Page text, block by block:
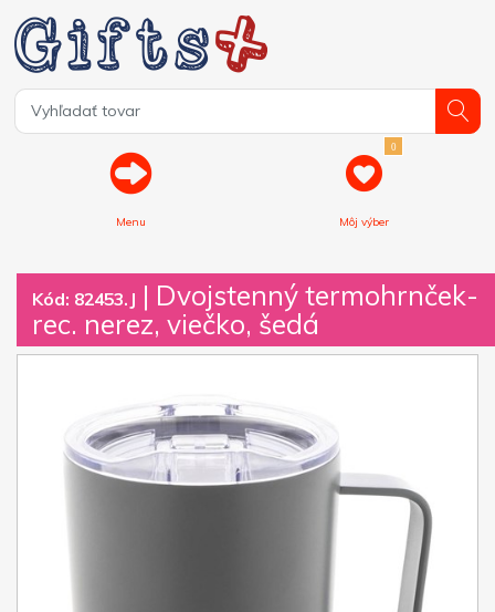
Menu
0
Môj výber
Kód: 82453.J | Dvojstenný termohrnček-
rec. nerez, viečko, šedá